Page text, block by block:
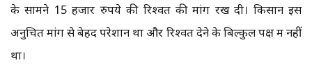
के सामने 15 हजार रुपये की रिश्वत की मांग रख दी। किसान इस
अनुचित मांग से बेहद परेशान था और रिश्वत देने के बिल्कुल पक्ष में नहीं
था।